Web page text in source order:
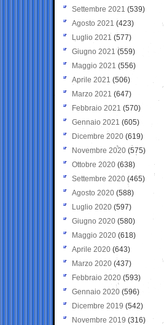
Settembre 2021 (539)
Agosto 2021 (423)
Luglio 2021 (577)
Giugno 2021(559)
Maggio 2021 (556)
Aprile 2021 (506)
Marzo 2021 (647)
Febbraio 2021 (570)
Gennaio 2021 (605)
Dicembre 2020 (619)
Novembre 2020 (575)
Ottobre 2020 (638)
Settembre 2020(465)
Agosto 2020 (588)
Luglio 2020 (597)
Giugno 2020 (580)
Maggio 2020 (618)
Aprile 2020 (643)
Marzo 2020 (437)
Febbraio 2020 (593)
Gennaio 2020 (596)
Dicembre 2019 (542)
Novembre 2019 (316)